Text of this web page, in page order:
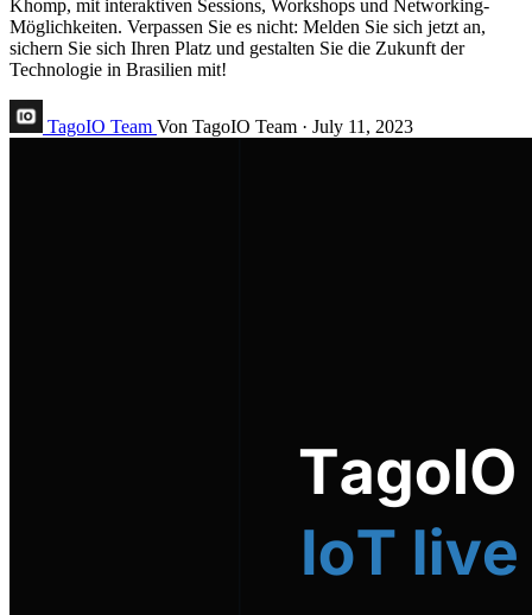
Khomp, mit interaktiven Sessions, Workshops und Networking-
Möglichkeiten. Verpassen Sie es nicht: Melden Sie sich jetzt an,
sichern Sie sich Ihren Platz und gestalten Sie die Zukunft der
Technologie in Brasilien mit!
TagoIO Team Von TagoIO Team · July 11, 2023